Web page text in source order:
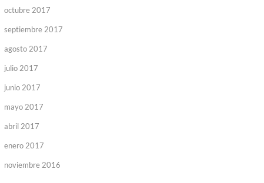
octubre 2017
septiembre 2017
agosto 2017
julio 2017
junio 2017
mayo 2017
abril 2017
enero 2017
noviembre 2016